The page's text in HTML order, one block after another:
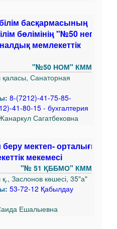
басқармасының
бөлімінің "№50 негізгі
мемлекеттік
"№50 НОМ" КММ
қаласы, Санаторная
8-(7212)-41-75-85-
41-80-15 - бухгалтерия
Сагатбековна
мектеп- орталығы»
мекемесі
"№ 51 ҚББМО" КММ
Заслонов көшесі, 35"а"
53-72-12 Қабылдау
Ешалыевна